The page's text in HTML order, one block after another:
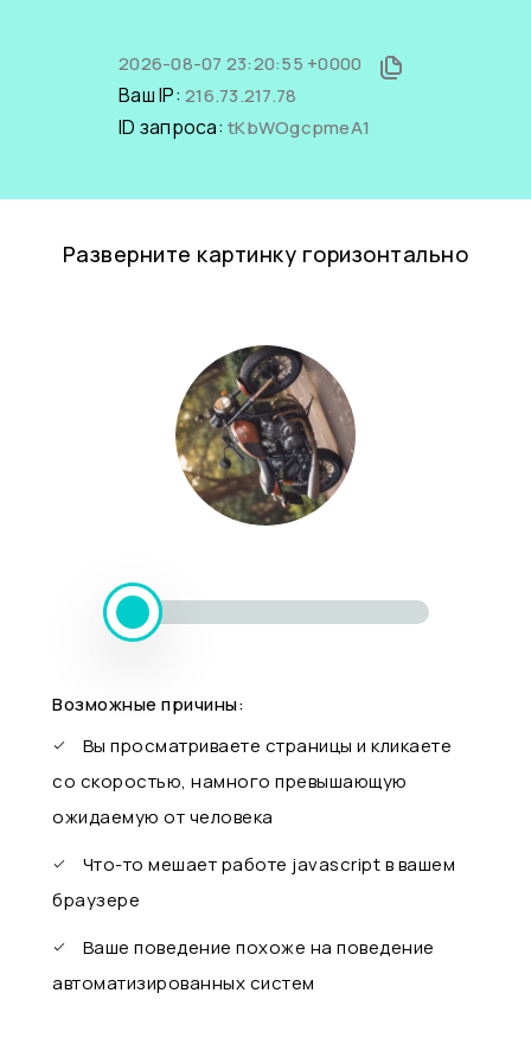
2026-08-07 23:20:55 +0000
Ваш IP: 216.73.217.78
ID запроса: tKbWOgcpmeA1
Разверните картинку горизонтально
Возможные причины:
Вы просматриваете страницы и кликаете
со скоростью, намного превышающую
ожидаемую от человека
Что-то мешает работе javascript в вашем
браузере
Ваше поведение похоже на поведение
автоматизированных систем